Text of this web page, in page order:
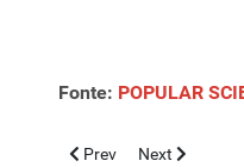
Fonte: POPULAR
Previous article:
Prev Next article:
Next